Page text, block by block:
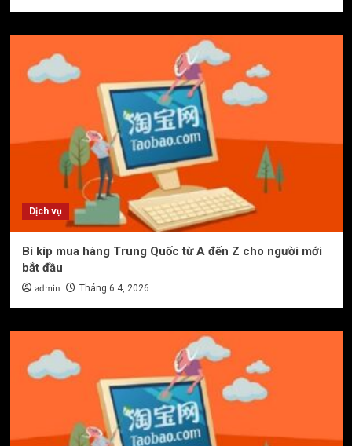
Dịch vụ
Bí kíp mua hàng Trung Quốc từ A đến Z cho người mới
bắt đầu
admin Tháng 6 4, 2026